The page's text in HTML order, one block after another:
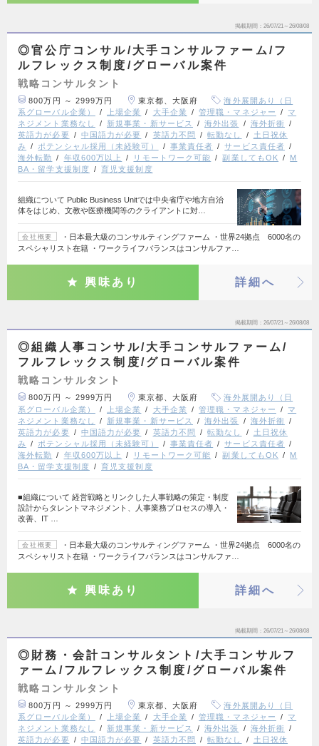
掲載期間 26/07/21～26/08/08
◎官公庁コンサル/大手コンサルファーム/フ
ルフレックス制度/グローバル案件
戦略コンサルタント
800万円 ～ 2999万円 東京都、大阪府
海外展開あり（日
系グローバル企業）
上場企業 大手企業 管理職・マネジャー
マ
ネジメント業務なし
新規事業・新サービス 海外出張
海外折衝
英語力が必要
中国語力が必要 英語力不問 転勤なし
土日祝休
み
ポテンシャル採用（未経験可） 事業責任者
サービス責任者
海外転勤
年収600万以上 リモートワーク可能 副業してもOK
M
BA・留学支援制度
育児支援制度
組織について Public Business Unitでは中央省庁や地方自治
体をはじめ、文教や医療機関等のクライアントに対…
会社概要
・日本最大級のコンサルティングファーム ・世界24拠点 6000名の
スペシャリスト在籍 ・ワークライフバランスはコンサルファ…
興味あり 詳細へ
掲載期間 26/07/21～26/08/08
◎組織人事コンサル/大手コンサルファーム/
フルフレックス制度/グローバル案件
戦略コンサルタント
800万円 ～ 2999万円 東京都、大阪府
海外展開あり（日
系グローバル企業）
上場企業 大手企業 管理職・マネジャー
マ
ネジメント業務なし
新規事業・新サービス 海外出張
海外折衝
英語力が必要
中国語力が必要 英語力不問 転勤なし
土日祝休
み
ポテンシャル採用（未経験可） 事業責任者
サービス責任者
海外転勤
年収600万以上 リモートワーク可能 副業してもOK
M
BA・留学支援制度
育児支援制度
■組織について 経営戦略とリンクした人事戦略の策定・制度
設計からタレントマネジメント、人事業務プロセスの導入・
改善、IT …
会社概要
・日本最大級のコンサルティングファーム ・世界24拠点 6000名の
スペシャリスト在籍 ・ワークライフバランスはコンサルファ…
興味あり 詳細へ
掲載期間 26/07/21～26/08/08
◎財務・会計コンサルタント/大手コンサルフ
ァーム/フルフレックス制度/グローバル案件
戦略コンサルタント
800万円 ～ 2999万円 東京都、大阪府
海外展開あり（日
系グローバル企業）
上場企業 大手企業 管理職・マネジャー
マ
ネジメント業務なし
新規事業・新サービス 海外出張
海外折衝
英語力が必要
中国語力が必要 英語力不問 転勤なし
土日祝休